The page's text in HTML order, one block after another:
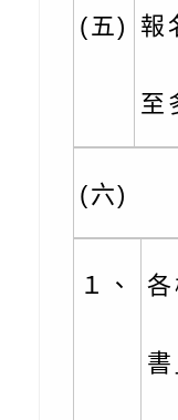
造
學
不只
門
訊
理
育
成長
台
日
文化
檢
材應
有關
「
情緒
施計
有
「生
議
檢送
託播
有
團
有
(五) 報
至
(六)
１、